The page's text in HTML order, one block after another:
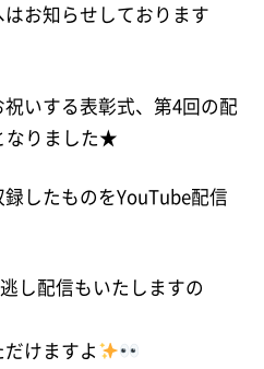
お知らせしております
いする表彰式、第4回の配
なりました★
したものをYouTube配信
し配信もいたしますの
けますよ